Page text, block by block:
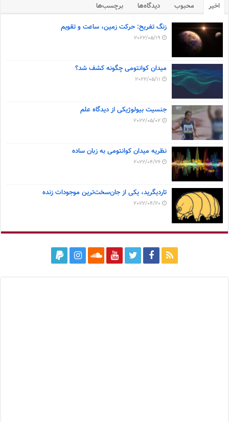
اخیر محبوب دیدگاه‌ها برچسب‌ها
زنگ تفریح: حرکت زمین، ساعت و تقویم
2022/05/19
میدان کوانتومی چگونه کشف شد؟
2022/05/11
جنسیت بیولوژیکی از دیدگاه علم
2022/05/02
نظریه میدان کوانتومی به زبان ساده
2022/04/26
تاردیگرید، یکی از جان‌سخت‌ترین موجودات زنده
2022/04/20